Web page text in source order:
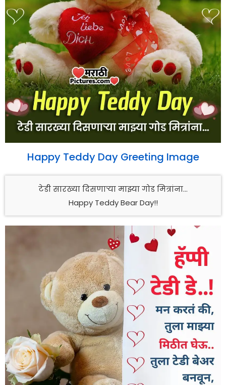
Happy Teddy Day Greeting Image
टेडी सारख्या दिसणाऱ्या माझ्या गोड मित्रांना…
Happy Teddy Bear Day!!